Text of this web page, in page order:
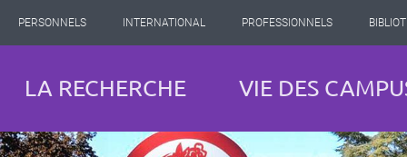
PERSONNELS INTERNATIONAL PROFESSIONNELS
LA RECHERCHE VIE DES